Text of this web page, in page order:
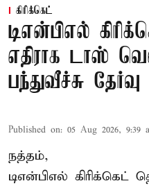
கிரிக்கெட்
டிஎன்பிஎல்
எதிராக டாஸ்
பந்துவீச்சு தேர்வு
Published on: 05 Aug 2026, 9:39
நத்தம்,
டிஎன்பிஎல் கிரிக்கெட்